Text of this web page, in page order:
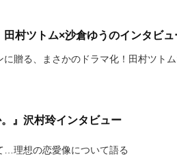
田村ツトム×沙倉ゆうのインタビュ
に贈る、まさかのドラマ化！田村ツト
』沢村玲インタビュー
…理想の恋愛像について語る